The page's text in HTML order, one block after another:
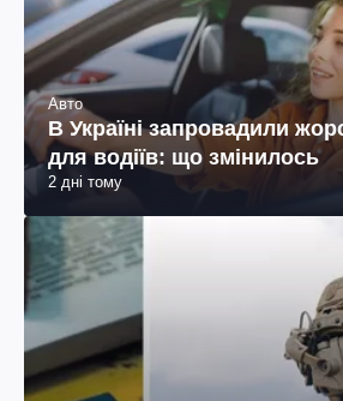
Авто
В Україні запровадили
для водіїв: що змінилось
2 дні тому